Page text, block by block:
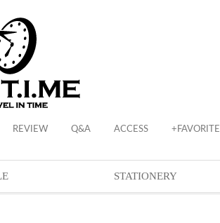
REVIEW Q&A ACCESS +FAVORITE
STATIONERY